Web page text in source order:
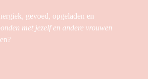
gevoed, opgeladen en
met jezelf en andere vrouwen